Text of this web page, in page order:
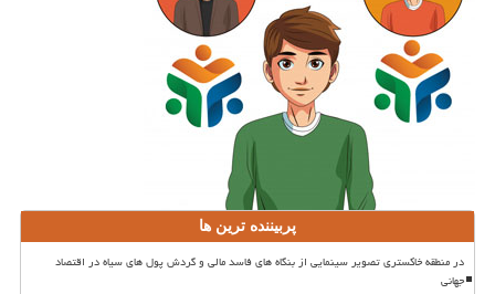
پربیننده ترین ها
در منطقه خاکستری تصویر سینمایی از بنگاه های فاسد مالی و گردش پول های سیاه در اقتصاد
جهانی